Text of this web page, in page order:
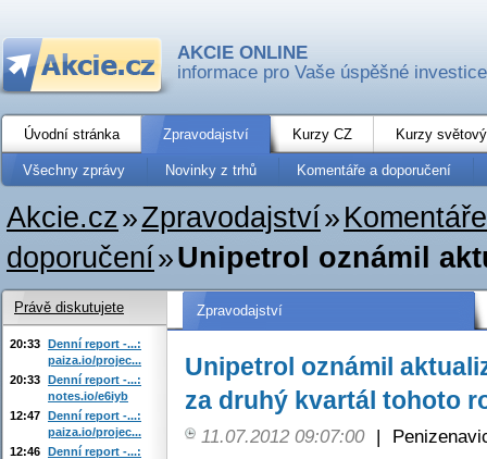
AKCIE ONLINE
informace pro Vaše úspěšné investice
Úvodní stránka Zpravodajství Kurzy CZ Kurzy
Všechny zprávy Novinky z trhů Komentáře a doporučení
Akcie.cz»Zpravodajství»
doporučení»Unipetrol oznámil
Zpravodajství
Unipetrol oznámil
za druhý kvartál tohoto
11.07.2012 09:07:00 |
Právě diskutujete
20:33 Denní report -...:
paiza.io/projec...
20:33 Denní report -...:
notes.io/e6iyb
12:47 Denní report -...:
paiza.io/projec...
12:46 Denní report -...: